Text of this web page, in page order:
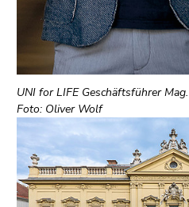
UNI for LIFE Geschäftsführer
Foto: Oliver Wolf